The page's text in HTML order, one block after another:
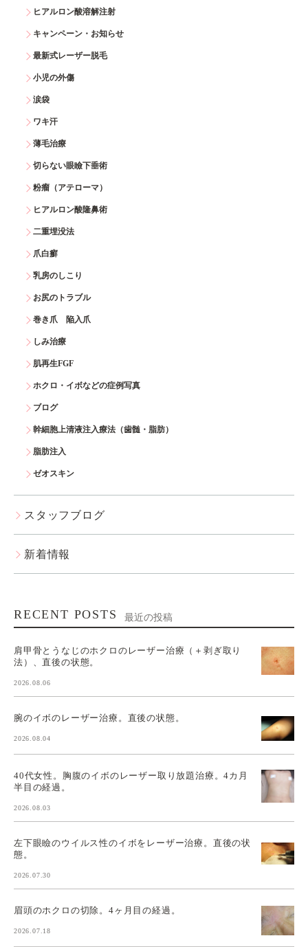
ヒアルロン酸溶解注射
キャンペーン・お知らせ
最新式レーザー脱毛
小児の外傷
涙袋
ワキ汗
薄毛治療
切らない眼瞼下垂術
粉瘤（アテローマ）
ヒアルロン酸隆鼻術
二重埋没法
爪白癬
乳房のしこり
お尻のトラブル
巻き爪 陥入爪
しみ治療
肌再生FGF
ホクロ・イボなどの症例写真
ブログ
幹細胞上清液注入療法（歯髄・脂肪）
脂肪注入
ゼオスキン
スタッフブログ
新着情報
RECENT POSTS 最近の投稿
肩甲骨とうなじのホクロのレーザー治療（＋剥ぎ取り
法）、直後の状態。
2026.08.06
腕のイボのレーザー治療。直後の状態。
2026.08.04
40代女性。胸腹のイボのレーザー取り放題治療。4カ月
半目の経過。
2026.08.03
左下眼瞼のウイルス性のイボをレーザー治療。直後の状
態。
2026.07.30
眉頭のホクロの切除。4ヶ月目の経過。
2026.07.18